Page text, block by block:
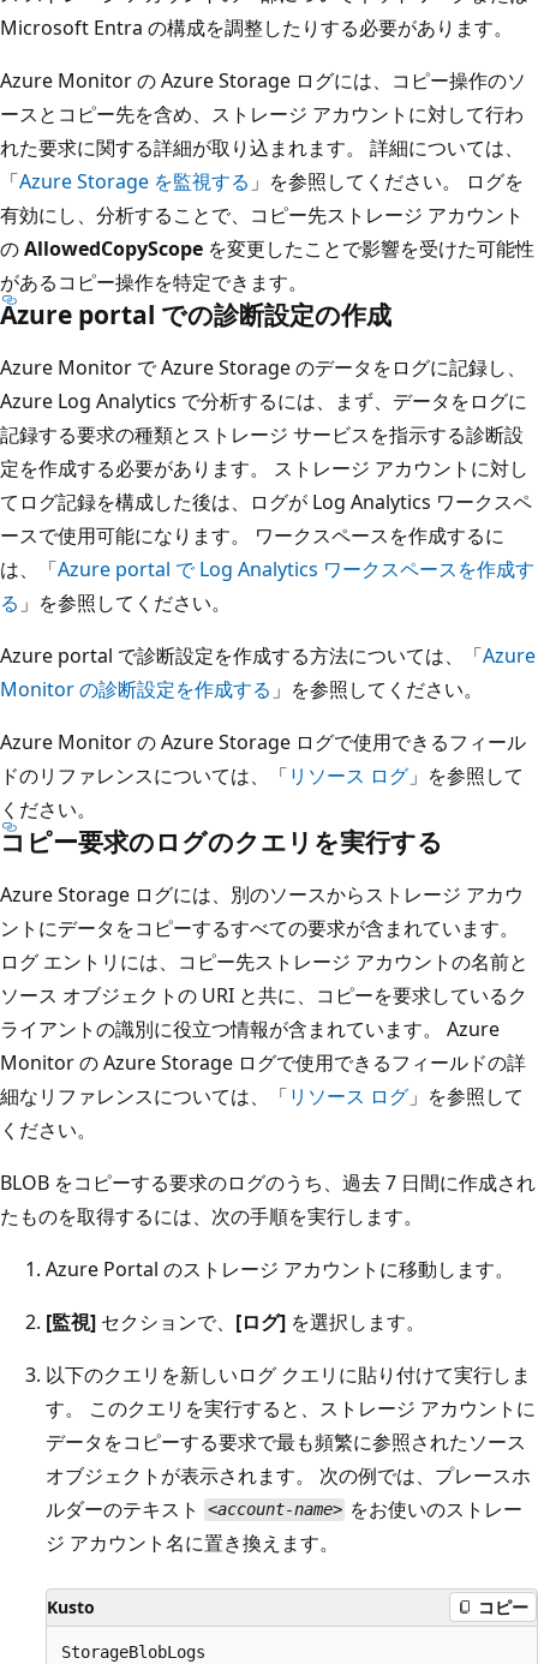
Microsoft Entra の構成を調整したりする必要があります。
Azure Monitor の Azure Storage ログには、コピー操作のソ
ースとコピー先を含め、ストレージ アカウントに対して行わ
れた要求に関する詳細が取り込まれます。 詳細については、
「Azure Storage を監視する 」を参照してください。 ログを
有効にし、分析することで、コピー先ストレージ アカウント
のAllowedCopyScope を変更したことで影響を受けた可能性
があるコピー操作を特定できます。
Azure portal での診断設定の作成
Azure Monitor で Azure Storage のデータをログに記録し、
Azure Log Analytics で分析するには、まず、データをログに
記録する要求の種類とストレージ サービスを指示する診断設
定を作成する必要があります。 ストレージ アカウントに対し
てログ記録を構成した後は、ログが Log Analytics ワークスペ
ースで使用可能になります。 ワークスペースを作成するに
は、「Azure portal で Log Analytics ワークスペースを作成す
る 」を参照してください。
Azure portal で診断設定を作成する方法については、「Azure
Monitor の診断設定を作成する 」を参照してください。
Azure Monitor の Azure Storage ログで使用できるフィール
ドのリファレンスについては、「リソース ログ 」を参照して
ください。
コピー要求のログのクエリを実行する
Azure Storage ログには、別のソースからストレージ アカウ
ントにデータをコピーするすべての要求が含まれています。
ログ エントリには、コピー先ストレージ アカウントの名前と
ソース オブジェクトの URI と共に、コピーを要求しているク
ライアントの識別に役立つ情報が含まれています。 Azure
Monitor の Azure Storage ログで使用できるフィールドの詳
細なリファレンスについては、「リソース ログ 」を参照して
ください。
BLOB をコピーする要求のログのうち、過去 7 日間に作成され
たものを取得するには、次の手順を実行します。
Azure Portal のストレージ アカウントに移動します。
[監視] セクションで、 [ログ] を選択します。
以下のクエリを新しいログ クエリに貼り付けて実行しま
す。 このクエリを実行すると、ストレージ アカウントに
データをコピーする要求で最も頻繁に参照されたソース
オブジェクトが表示されます。 次の例では、プレースホ
ルダーのテキスト
<account-name> をお使いのストレー
ジ アカウント名に置き換えます。
Kusto コピー
StorageBlobLogs